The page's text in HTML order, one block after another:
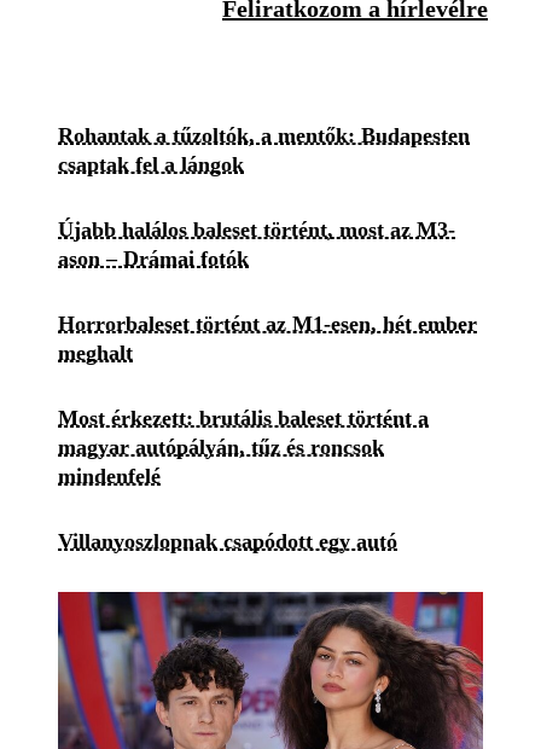
Feliratkozom a hírlevélre
Rohantak a tűzoltók, a mentők: Budapesten
csaptak fel a lángok
Újabb halálos baleset történt, most az M3-
ason – Drámai fotók
Horrorbaleset történt az M1-esen, hét ember
meghalt
Most érkezett: brutális baleset történt a
magyar autópályán, tűz és roncsok
mindenfelé
Villanyoszlopnak csapódott egy autó